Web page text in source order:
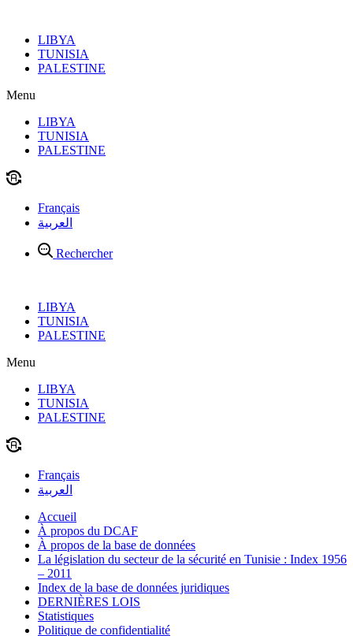
contenuLIBYA
TUNISIA
PALESTINE
Menu
LIBYA
TUNISIA
PALESTINE
Français
العربية
Rechercher
LIBYA
TUNISIA
PALESTINE
Menu
LIBYA
TUNISIA
PALESTINE
Français
العربية
Accueil
À propos du DCAF
À propos de la base de données
La législation du secteur de la sécurité en Tunisie : Index 1956
– 2011
Index de la base de données juridiques
DERNIÈRES LOIS
Statistiques
Politique de confidentialité